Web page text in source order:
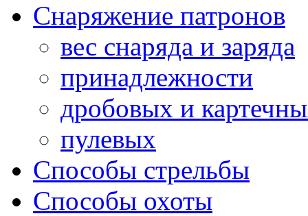
Снаряжение патронов
вес снаряда и заряда
принадлежности
дробовых и
пулевых
Способы стрельбы
Способы охоты